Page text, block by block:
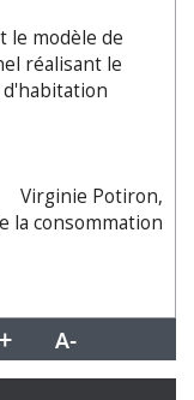
le modèle de
réalisant le
Virginie Potiron,
la consommation